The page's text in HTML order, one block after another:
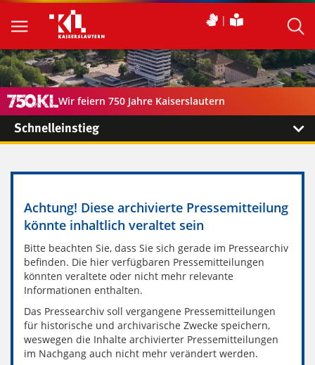
Wir feiern 750 Jahre Kaiserslautern
Schnelleinstieg
Achtung! Diese archivierte Pressemitteilung
könnte inhaltlich veraltet sein
Bitte beachten Sie, dass Sie sich gerade im Pressearchiv
befinden. Die hier verfügbaren Pressemitteilungen
könnten veraltete oder nicht mehr relevante
Informationen enthalten.
Das Pressearchiv soll vergangene Pressemitteilungen
für historische und archivarische Zwecke speichern,
weswegen die Inhalte archivierter Pressemitteilungen
im Nachgang auch nicht mehr verändert werden.